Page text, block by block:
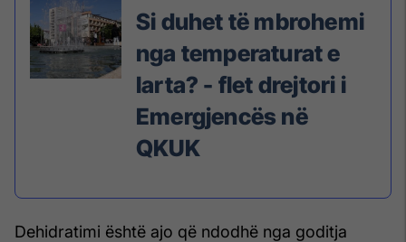
Si duhet të mbrohemi
nga temperaturat e
larta? - flet drejtori i
Emergjencës në
QKUK
Dehidratimi është ajo që ndodhë nga goditja